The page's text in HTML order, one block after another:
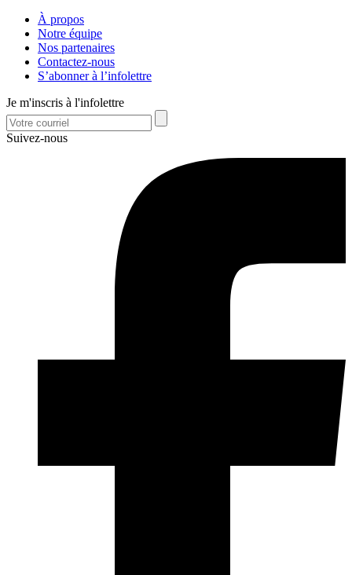
À propos
Notre équipe
Nos partenaires
Contactez-nous
S’abonner à l’infolettre
Je m'inscris à l'infolettre
Suivez-nous